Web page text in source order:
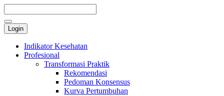
Login
Indikator Kesehatan
Profesional
Transformasi Praktik
Rekomendasi
Pedoman Konsensus
Kurva Pertumbuhan